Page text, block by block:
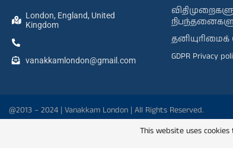
London, England, United
Kingdom
vanakkamlondon@gmail.com
GDPR Privacy
@2013 – 2024 | Vanakkam London | All Rights Reserved.
This website uses